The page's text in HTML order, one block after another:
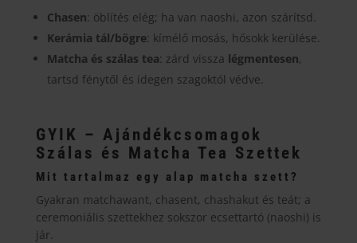
Chasen: öblítés elég; ha van naoshi, azon szárítsd.
Kerámia tál/bögre: kímélő mosás, hősokk kerülése.
Matcha és szálas tea: zárd vissza légmentesen,
tartsd fénytől és idegen szagoktól védve.
GYIK – Ajándékcsomagok
Szálas és Matcha Tea Szettek
Mit tartalmaz egy alap matcha szett?
Gyakran matchawant, chasent, chashakut és teát; a
ceremoniális szettekhez sokszor ecsettartó (naoshi) is
jár.